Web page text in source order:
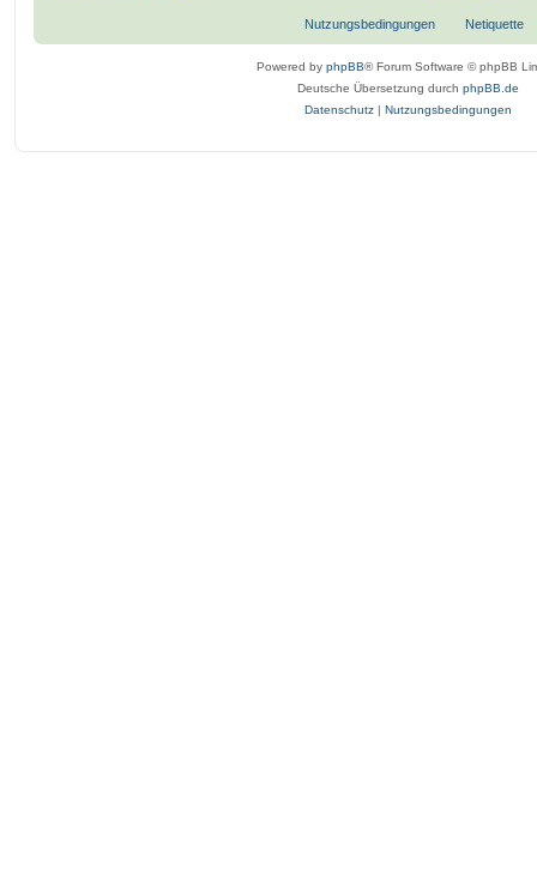
Netiquette
Nutzungsbedingungen
Powered by phpBB® Forum Software © phpBB
Deutsche Übersetzung durch phpBB.de
Datenschutz | Nutzungsbedingungen